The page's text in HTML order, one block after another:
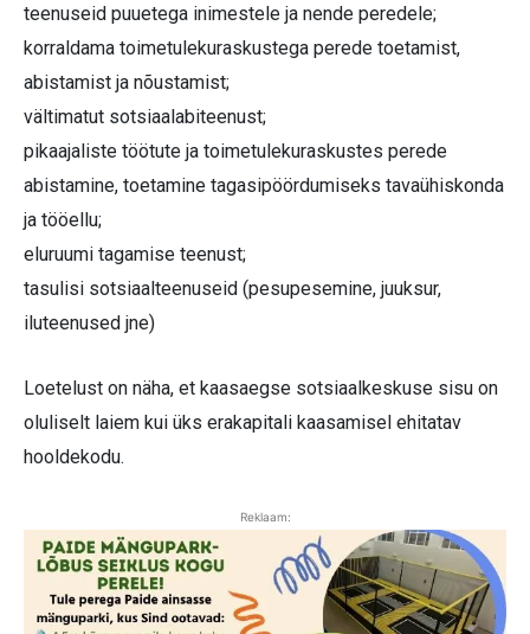
teenuseid puuetega inimestele ja nende peredele;
korraldama toimetulekuraskustega perede toetamist,
abistamist ja nõustamist;
vältimatut sotsiaalabiteenust;
pikaajaliste töötute ja toimetulekuraskustes perede
abistamine, toetamine tagasipöördumiseks tavaühiskonda
ja tööellu;
eluruumi tagamise teenust;
tasulisi sotsiaalteenuseid (pesupesemine, juuksur,
iluteenused jne)
Loetelust on näha, et kaasaegse sotsiaalkeskuse sisu on
oluliselt laiem kui üks erakapitali kaasamisel ehitatav
hooldekodu.
Reklaam: